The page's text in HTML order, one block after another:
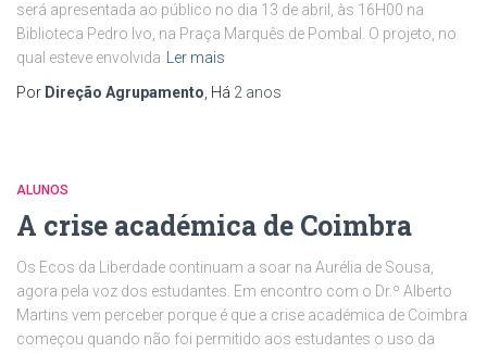
será apresentada ao público no dia 13 de abril, às 16H00 na
Biblioteca Pedro Ivo, na Praça Marquês de Pombal. O projeto, no
qual esteve envolvida
Ler mais
Por Direção Agrupamento , Há 2 anos
ALUNOS
A crise académica de Coimbra
Os Ecos da Liberdade continuam a soar na Aurélia de Sousa,
agora pela voz dos estudantes. Em encontro com o Dr.º Alberto
Martins vem perceber porque é que a crise académica de Coimbra
começou quando não foi permitido aos estudantes o uso da